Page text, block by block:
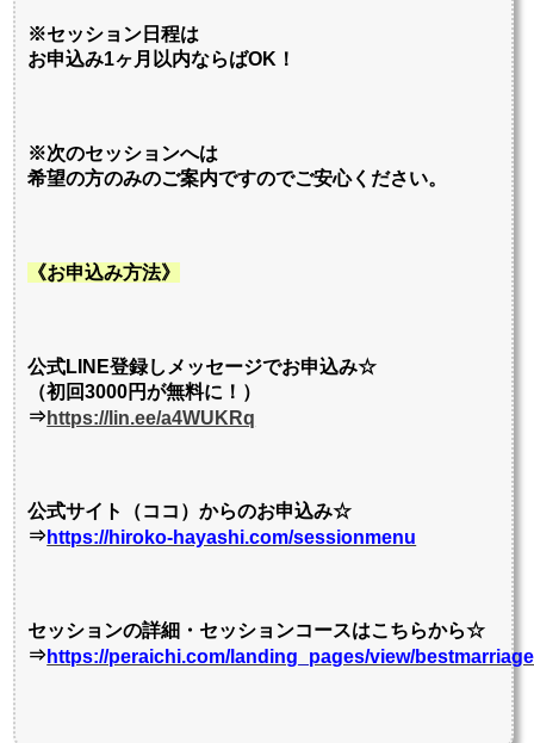
※セッション日程は
お申込み1ヶ月以内ならばOK！
※次のセッションへは
希望の方のみのご案内ですのでご安心ください。
《お申込み方法》
公式LINE登録しメッセージでお申込み☆
（初回3000円が無料に！）
⇒https://lin.ee/a4WUKRq
公式サイト（ココ）からのお申込み☆
⇒https://hiroko-hayashi.com/sessionmenu
セッションの詳細・セッションコースはこちらから☆
⇒https://peraichi.com/landing_pages/view/bestmarriage